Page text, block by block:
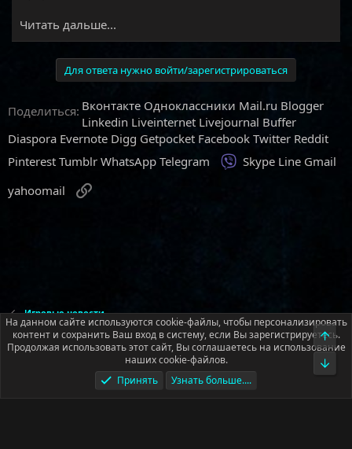
Читать дальше...
Для ответа нужно войти/зарегистрироваться
Поделиться: Вконтакте Одноклассники Mail.ru Blogger
Linkedin Liveinternet Livejournal Buffer
Diaspora Evernote Digg Getpocket Facebook Twitter Reddit
Pinterest Tumblr WhatsApp Telegram Viber
Skype Line Gmail
yahoomail
Игровые новости
Русский (RU)
Условия и правила
Политика конфиденциальности
Помощь
На данном сайте используются cookie-файлы, чтобы персонализировать
контент и сохранить Ваш вход в систему, если Вы зарегистрируетесь.
Продолжая использовать этот сайт, Вы соглашаетесь на использование
наших cookie-файлов.
Принять
Узнать больше....
Верх
Низ